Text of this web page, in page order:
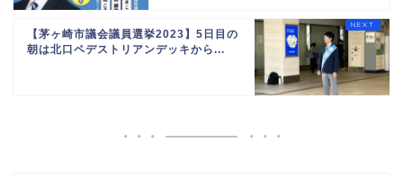
【茅ヶ崎市議会議員選挙2023】5日目の
朝は北口ペデストリアンデッキから...